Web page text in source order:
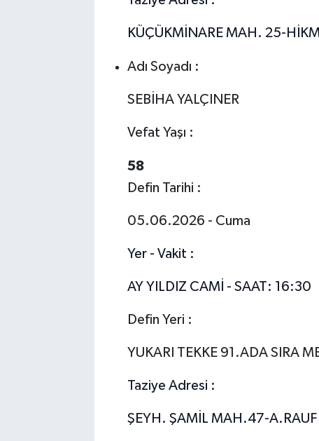
KÜÇÜKMİNARE MAH. 25-
Adı Soyadı :
SEBİHA YALÇINER
Vefat Yaşı :
58
Defin Tarihi :
05.06.2026 - Cuma
Yer - Vakit :
AY YILDIZ CAMİ - SAAT: 16:30
Defin Yeri :
YUKARI TEKKE 91.ADA SIRA
Taziye Adresi :
ŞEYH. ŞAMİL MAH.47-A.RAUF